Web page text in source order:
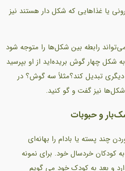
یا غذاهایی که شکل دار هستند نیز
رابطه بین شکل‌ها را متوجه شود
شکل چهار گوش بریده‌اید از او بپرسید
تبدیل کند؟مثلاً سه گوش؟ در
نیز گفت و گو کنید.
و حبوبات
چند پسته یا بادام را بهانه‌ای
کودکان خردسال خود. برای نمونه
و بعد به کودک خود می گویم